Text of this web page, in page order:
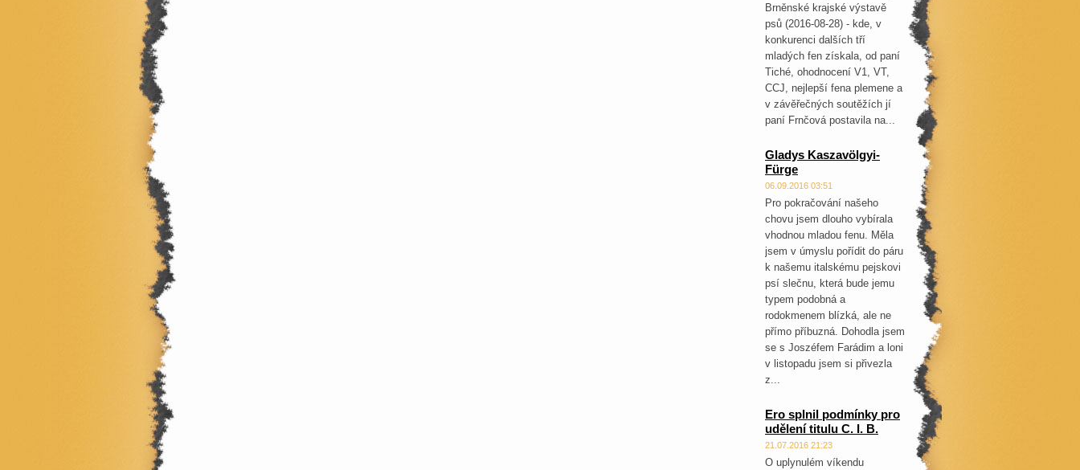
Brněnské krajské výstavě
psů (2016-08-28) - kde, v
konkurenci dalších tří
mladých fen získala, od paní
Tiché, ohodnocení V1, VT,
CCJ, nejlepší fena plemene a
v závěřečných soutěžích jí
paní Frnčová postavila na...
Gladys Kaszavölgyi-
Fürge
06.09.2016 03:51
Pro pokračování našeho
chovu jsem dlouho vybírala
vhodnou mladou fenu. Měla
jsem v úmyslu pořídit do páru
k našemu italskému pejskovi
psí slečnu, která bude jemu
typem podobná a
rodokmenem blízká, ale ne
přímo příbuzná. Dohodla jsem
se s Joszéfem Farádim a loni
v listopadu jsem si přivezla
z...
Ero splnil podmínky pro
udělení titulu C. I. B.
21.07.2016 21:23
O uplynulém víkendu